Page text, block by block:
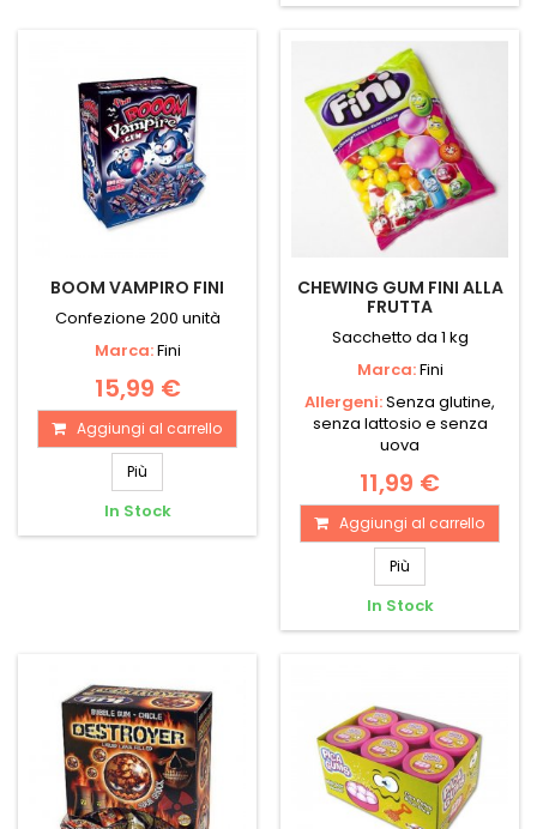
BOOM VAMPIRO FINI
Confezione 200 unità
Marca:Fini
15,99 €
Aggiungi al carrello
Più
In Stock
CHEWING GUM FINI ALLA
FRUTTA
Sacchetto da 1 kg
Marca:Fini
Allergeni:Senza glutine,
senza lattosio e senza
uova
11,99 €
Aggiungi al carrello
Più
In Stock